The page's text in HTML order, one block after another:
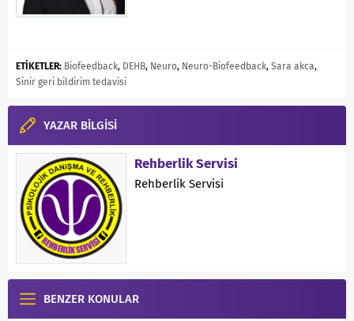
ETİKETLER: Biofeedback, DEHB, Neuro, Neuro-Biofeedback, Sara akca,
Sinir geri bildirim tedavisi
YAZAR BİLGİSİ
Rehberlik Servisi
Rehberlik Servisi
BENZER KONULAR